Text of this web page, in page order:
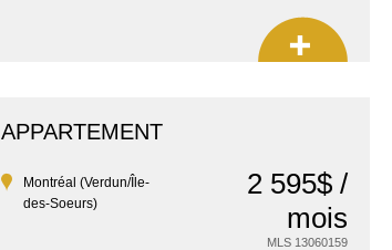
APPARTEMENT
Montréal (Verdun/Île-
des-Soeurs)
2 595$ /
mois
MLS 13060159